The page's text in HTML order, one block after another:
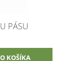
PÁSU